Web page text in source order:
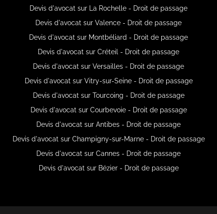
Devis d'avocat sur La Rochelle - Droit de passage
Devis d'avocat sur Valence - Droit de passage
Devis d'avocat sur Montbéliard - Droit de passage
Devis d'avocat sur Créteil - Droit de passage
Devis d'avocat sur Versailles - Droit de passage
Devis d'avocat sur Vitry-sur-Seine - Droit de passage
Devis d'avocat sur Tourcoing - Droit de passage
Devis d'avocat sur Courbevoie - Droit de passage
Devis d'avocat sur Antibes - Droit de passage
Devis d'avocat sur Champigny-sur-Marne - Droit de passage
Devis d'avocat sur Cannes - Droit de passage
Devis d'avocat sur Bézier - Droit de passage